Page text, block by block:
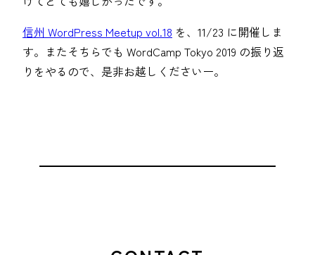
信州 WordPress Meetup vol.18 を、11/23 に開催しま
す。またそちらでも WordCamp Tokyo 2019 の振り返
りをやるので、是非お越しくださいー。